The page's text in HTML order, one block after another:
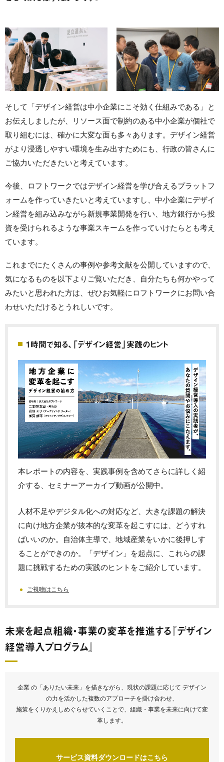
そして「デザイン経営は中小企業にこそ効く仕組みである」と
お伝えしましたが、リソース面で制約のある中小企業が個社で
取り組むには、確かに大変な面も多々あります。デザイン経営
がより浸透しやすい環境を生み出すためにも、行政の皆さんに
ご協力いただきたいと考えています。
今後、ロフトワークではデザイン経営を学び合えるプラットフ
ォームを作っていきたいと考えていますし、中小企業にデザイ
ン経営を組み込みながら新規事業開発を行い、地方銀行から投
資を受けられるような事業スキームを作っていけたらとも考え
ています。
これまでにたくさんの事例や参考文献を公開していますので、
気になるものを以下よりご覧いただき、自分たちも何かやって
みたいと思われた方は、ぜひお気軽にロフトワークにお問い合
わせいただけるとうれしいです。
1時間で知る、「デザイン経営」実践のヒント
本レポートの内容を、実践事例を含めてさらに詳しく紹
介する、セミナーアーカイブ動画が公開中。
人材不足やデジタル化への対応など、大きな課題の解決
に向け地方企業が抜本的な変革を起こすには、どうすれ
ばいいのか。自治体主導で、地域産業をいかに後押しす
ることができのか。「デザイン」を起点に、これらの課
題に挑戦するための実践のヒントをご紹介しています。
ご視聴はこちら
未来を起点組織・事業の変革を推進する『デザイン
経営導入プログラム』
企業 の「ありたい未来」を描きながら、現状の課題に応じて デザイン
の力を活かした複数のアプローチを掛け合わせ、
施策をくりかえしめぐらせていくことで、組織・事業を未来に向けて変
革します。
サービス資料ダウンロードはこちら